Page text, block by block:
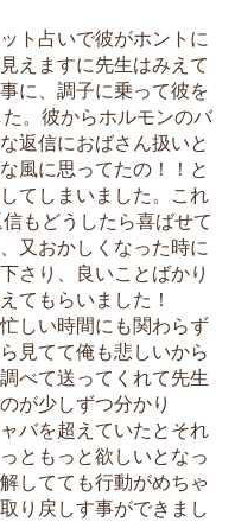
ト占いで彼がホントに
えますに先生はみえて
に、調子に乗って彼を
。彼からホルモンのバ
返信におばさん扱いと
風に思ってたの！！と
てしまいました。これ
もどうしたら喜ばせて
又おかしくなった時に
さり、良いことばかり
てもらいました！
しい時間にも関わらず
見てて俺も悲しいから
べて送ってくれて先生
が少しずつ分かり
バを超えていたとそれ
ともっと欲しいとなっ
してても行動がめちゃ
り戻しす事ができまし